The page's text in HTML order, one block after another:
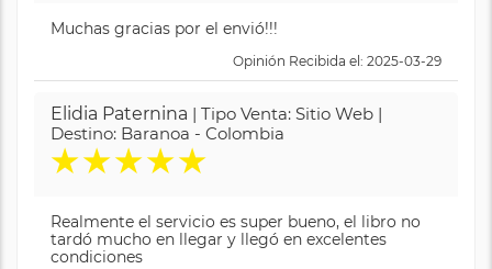
Muchas gracias por el envió!!!
Opinión Recibida el: 2025-03-29
Elidia Paternina | Tipo Venta: Sitio Web |
Destino: Baranoa - Colombia
★★★★★
Realmente el servicio es super bueno, el libro no
tardó mucho en llegar y llegó en excelentes
condiciones